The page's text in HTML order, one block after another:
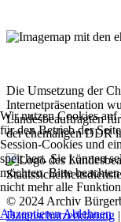
Die Umsetzung der
Internetpräsentation
Landesbeauftragten
der ehemaligen DDR
© 2024 Archiv
Datenschutzerklärung |
Wir nutzen Cookies auf
für den Betrieb der
Session-Cookies und
speichert. Sie können
möchten. Bitte
nicht mehr alle
AkzeptierenAblehnen